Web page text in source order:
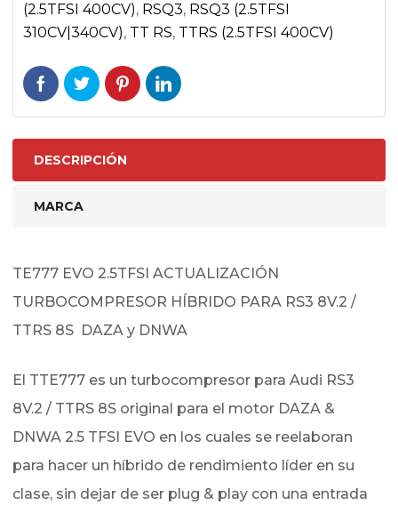
(2.5TFSI 400CV), RSQ3, RSQ3 (2.5TFSI
310CV|340CV), TT RS, TTRS (2.5TFSI 400CV)
DESCRIPCIÓN
MARCA
TE777 EVO 2.5TFSI ACTUALIZACIÓN
TURBOCOMPRESOR HÍBRIDO PARA RS3 8V.2 /
TTRS 8S DAZA y DNWA
El TTE777 es un turbocompresor para Audi RS3
8V.2 / TTRS 8S original para el motor DAZA &
DNWA 2.5 TFSI EVO en los cuales se reelaboran
para hacer un híbrido de rendimiento líder en su
clase, sin dejar de ser plug & play con una entrada